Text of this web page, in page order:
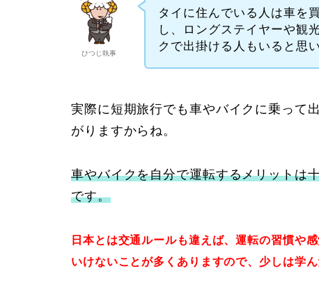
ひつじ執事
タイに住んでいる人は車を
し、ロングステイヤーや観
クで出掛ける人もいると思
実際に短期旅行でも車やバイクに乗って
がりますからね。
車やバイクを自分で運転するメリットは
です。
日本とは交通ルールも違えば、運転の習慣や
いけないことが多くありますので、少しは学